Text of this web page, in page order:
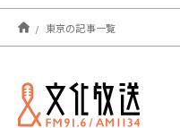
2025年12月
2024年12月
2023年12月
東京の記事一覧